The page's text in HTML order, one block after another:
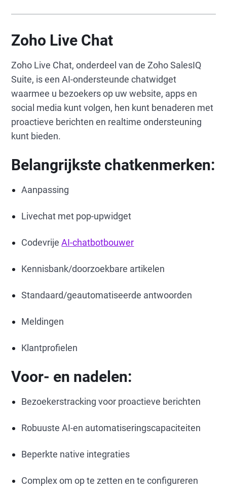
Zoho Live Chat
Zoho Live Chat, onderdeel van de Zoho SalesIQ
Suite, is een AI-ondersteunde chatwidget
waarmee u bezoekers op uw website, apps en
social media kunt volgen, hen kunt benaderen met
proactieve berichten en realtime ondersteuning
kunt bieden.
Belangrijkste chatkenmerken:
Aanpassing
Livechat met pop-upwidget
CodevrijeAI-chatbotbouwer
Kennisbank/doorzoekbare artikelen
Standaard/geautomatiseerde antwoorden
Meldingen
Klantprofielen
Voor- en nadelen:
Bezoekerstracking voor proactieve berichten
Robuuste AI-en automatiseringscapaciteiten
Beperkte native integraties
Complex om op te zetten en te configureren